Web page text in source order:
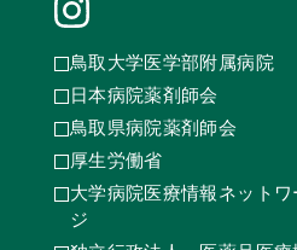
鳥取大学医学部附属病院
日本病院薬剤師会
鳥取県病院薬剤師会
厚生労働省
大学病院医療情報ネット
ジ